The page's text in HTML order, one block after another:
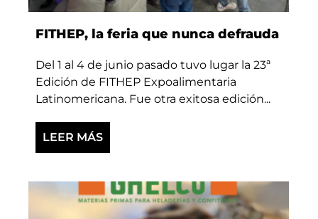
FITHEP, la feria que nunca defrauda
Del 1 al 4 de junio pasado tuvo lugar la 23ª
Edición de FITHEP Expoalimentaria
Latinomericana. Fue otra exitosa edición...
LEER MÁS